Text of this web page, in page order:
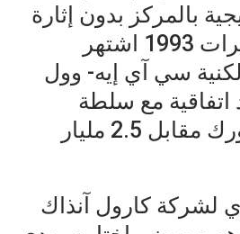
بالمركز بدون إثارة
الأسئلة. بعد تفجيرات 1993 اشتهر
سي آي إيه- وول
مع سلطة
الموانئ في نيويورك مقابل 2.5 مليار
لشركة كارول آنذاك